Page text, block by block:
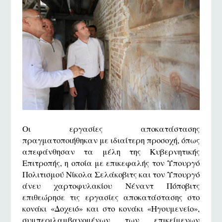
Οι εργασίες αποκατάστασης
πραγματοποιήθηκαν με ιδιαίτερη προσοχή, όπως
απεφάνθησαν τα μέλη της Κυβερνητικής
Επιτροπής, η οποία με επικεφαλής τον Υπουργό
Πολιτισμού Νίκολα Σελάκοβιτς και τον Υπουργό
άνευ χαρτοφυλακίου Νέναντ Πόποβιτς
επιθεώρησε τις εργασίες αποκατάστασης στο
κονάκι «Δοχειό» και στο κονάκι «Ηγουμενείο»,
συμπεριλαμβανομένων των επικείμενων